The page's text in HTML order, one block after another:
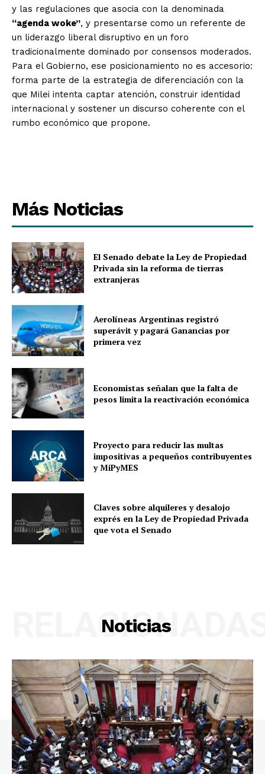
y las regulaciones que asocia con la denominada
“agenda woke”, y presentarse como un referente de
un liderazgo liberal disruptivo en un foro
tradicionalmente dominado por consensos moderados.
Para el Gobierno, ese posicionamiento no es accesorio:
forma parte de la estrategia de diferenciación con la
que Milei intenta captar atención, construir identidad
internacional y sostener un discurso coherente con el
rumbo económico que propone.
Más Noticias
El Senado debate la Ley de Propiedad
Privada sin la reforma de tierras
extranjeras
Aerolíneas Argentinas registró
superávit y pagará Ganancias por
primera vez
Economistas señalan que la falta de
pesos limita la reactivación económica
Proyecto para reducir las multas
impositivas a pequeños contribuyentes
y MiPyMES
Claves sobre alquileres y desalojo
exprés en la Ley de Propiedad Privada
que vota el Senado
Noticias